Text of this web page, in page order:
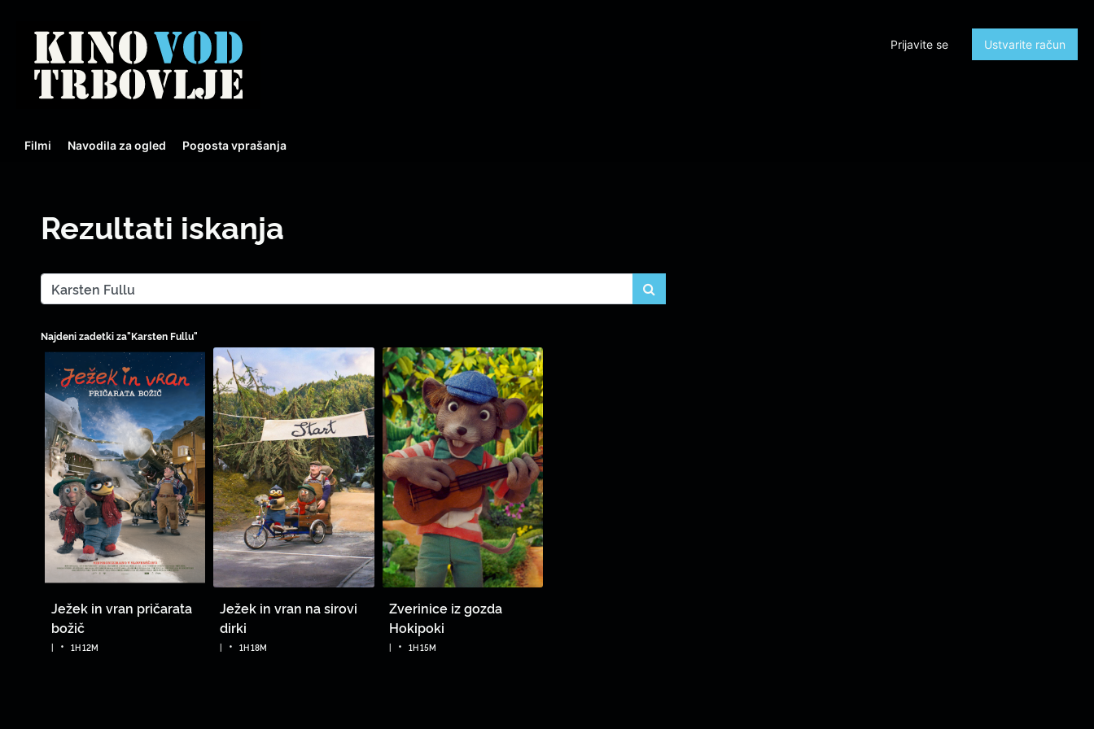
Prijavite se Ustvarite račun
Filmi Navodila za ogled Pogosta vprašanja
Rezultati iskanja
Najdeni zadetki za"Karsten Fullu"
Ježek in vran pričarata
božič
• 1H 12M
Ježek in vran na sirovi
dirki
• 1H 18M
Zverinice iz gozda
Hokipoki
• 1H 15M